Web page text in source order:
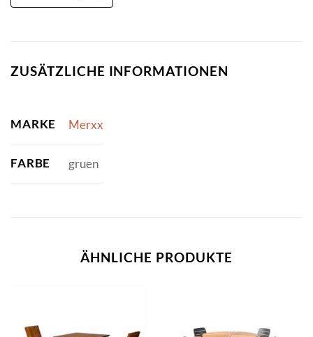
ZUSÄTZLICHE INFORMATIONEN
MARKE Merxx
FARBE gruen
ÄHNLICHE PRODUKTE